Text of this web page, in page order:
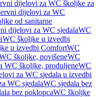
dijelovi za WC školjke za
dijelovi za WC
od sanitarne
dijelovi za WC sjedalaWC
WC školjke u izvedbi
u izvedbi ComfortWC
školjke, povišeneWC
WC školjke, produljeneWC
za WC sjedala u izvedbi
WC sjedalaWC sjedala bez
bez poklopcaWC školjke